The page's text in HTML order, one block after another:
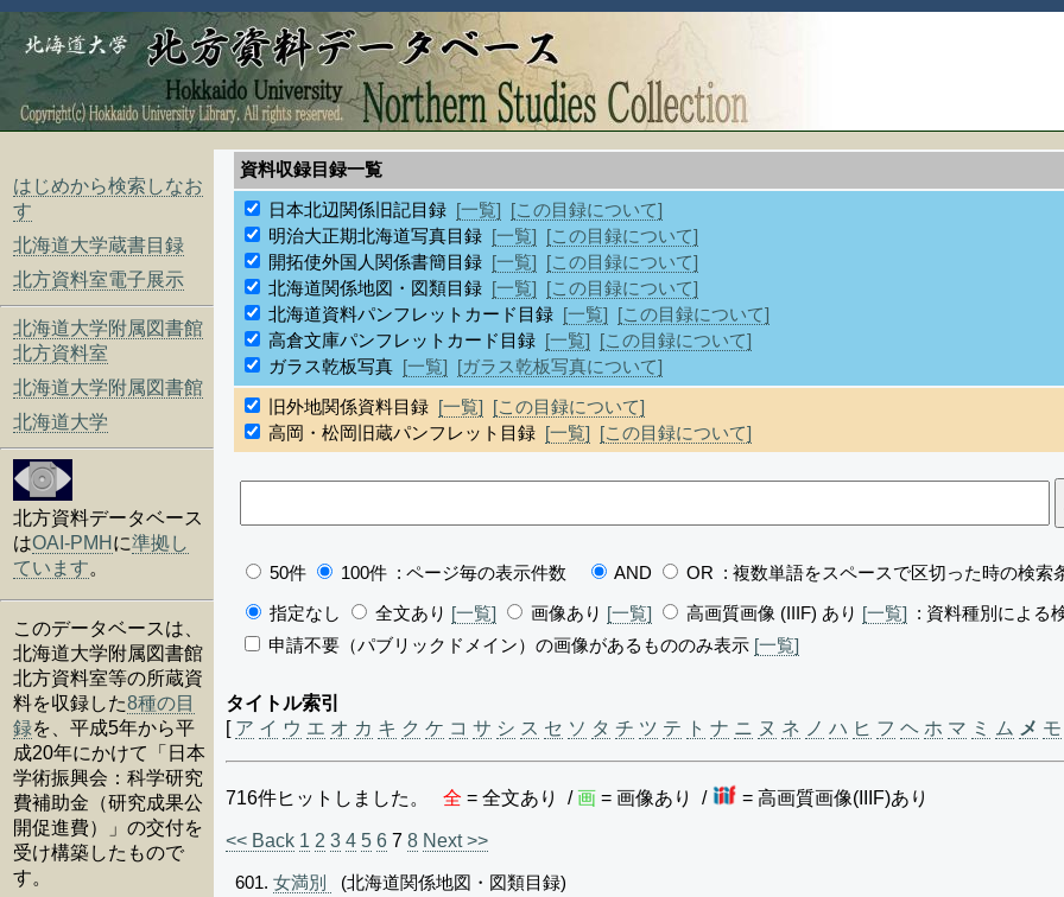
はじめから検索しなお
す
北海道大学蔵書目録
北方資料室電子展示
北海道大学附属図書館
北方資料室
北海道大学附属図書館
北海道大学
北方資料データベース
はOAI-PMH に準拠し
ています。
このデータベースは、
北海道大学附属図書館
北方資料室等の所蔵資
料を収録した8種の目
録を、平成5年から平
成20年にかけて「日本
学術振興会：科学研究
費補助金（研究成果公
開促進費）」の交付を
受け構築したもので
す。
資料収録目録一覧
日本北辺関係旧記目録 [一覧] [この目録について]
明治大正期北海道写真目録 [一覧] [この目録について]
開拓使外国人関係書簡目録 [一覧] [この目録について]
北海道関係地図・図類目録 [一覧] [この目録について]
北海道資料パンフレットカード目録 [一覧] [この目録について]
高倉文庫パンフレットカード目録 [一覧] [この目録について]
ガラス乾板写真 [一覧] [ガラス乾板写真について]
旧外地関係資料目録 [一覧] [この目録について]
高岡・松岡旧蔵パンフレット目録 [一覧] [この目録について]
50件 100件 : ページ毎の表示件数 AND OR : 複数単語をスペースで区切った時の検索
指定なし
全文あり [一覧] 画像あり [一覧] 高画質画像 (IIIF) あり [一覧] : 資料種別による
申請不要（パブリックドメイン）の画像があるもののみ表示 [一覧]
タイトル索引
[ ア イ ウ エ オ カ キ ク ケ コ サ シ ス セ ソ タ チ ツ テ ト ナ ニ ヌ ネ ノ ハ ヒ フ ヘ ホ マ ミ ム メ モ
716件ヒットしました。 全 = 全文あり /画 = 画像あり / = 高画質画像(IIIF)あり
<< Back 1 2 3 4 5 6 7 8 Next >>
女満別 (北海道関係地図・図類目録)